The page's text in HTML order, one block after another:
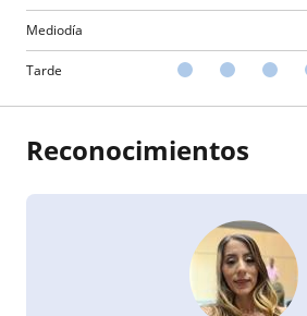
Mediodía
Tarde
Reconocimientos